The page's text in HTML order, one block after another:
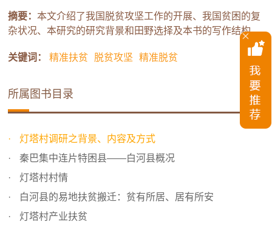
摘要：本文介绍了我国脱贫攻坚工作的开展、我国贫困的复
杂状况、本研究的研究背景和田野选择及本书的写作结构。
关键词： 精准扶贫 脱贫攻坚 精准脱贫
所属图书目录
灯塔村调研之背景、内容及方式
秦巴集中连片特困县——白河县概况
灯塔村村情
白河县的易地扶贫搬迁：贫有所居、居有所安
灯塔村产业扶贫